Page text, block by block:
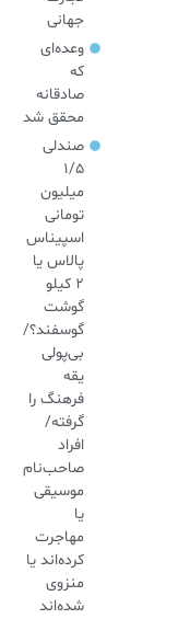
جهانی
وعده‌ای
که
صادقانه
محقق شد
صندلی
۱/۵
میلیون
تومانی
اسپیناس
پالاس یا
۲ کیلو
گوشت
گوسفند؟/
بی‌پولی
یقه
فرهنگ را
گرفته/
افراد
صاحب‌نام
موسیقی
یا
مهاجرت
کرده‌اند یا
منزوی
شده‌اند